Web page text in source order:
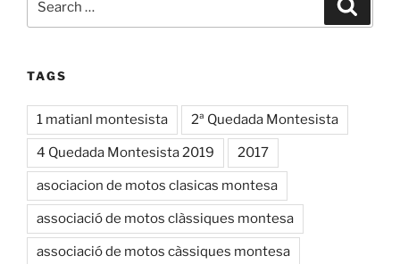
TAGS
1 matianl montesista 2ª Quedada Montesista
4 Quedada Montesista 2019 2017
asociacion de motos clasicas montesa
associació de motos clàssiques montesa
associació de motos càssiques montesa